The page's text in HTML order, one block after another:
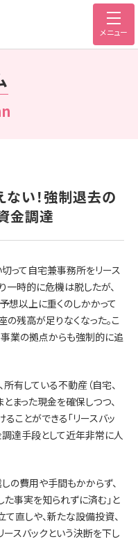
メニュー
ない！強制退去の
金調達
って自宅兼事務所をリース
一時的に危機は脱したが、
想以上に重くのしかかって
の残高が足りなくなった。こ
業の拠点からも強制的に追
有している不動産（自宅、
まった現金を確保しつつ、
ことができる「リースバッ
達手段として近年非常に人
の費用や手間もかからず、
事実を知られずに済む」と
て直しや、新たな設備投資、
スバックという決断を下し